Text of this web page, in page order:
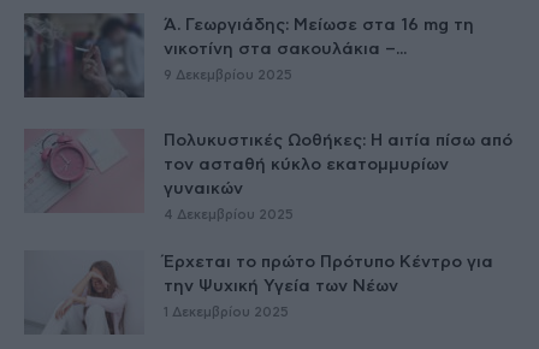
Ά. Γεωργιάδης: Μείωσε στα 16 mg τη
νικοτίνη στα σακουλάκια –...
9 Δεκεμβρίου 2025
Πολυκυστικές Ωοθήκες: Η αιτία πίσω από
τον ασταθή κύκλο εκατομμυρίων
γυναικών
4 Δεκεμβρίου 2025
Έρχεται το πρώτο Πρότυπο Κέντρο για
την Ψυχική Υγεία των Νέων
1 Δεκεμβρίου 2025